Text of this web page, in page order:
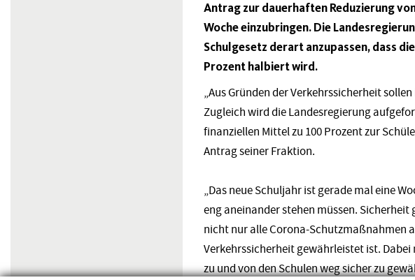
Antrag zur dauerhaften Reduzierung
Woche einzubringen. Die
Schulgesetz derart anzupassen, dass
Prozent halbiert wird.
„Aus Gründen der Verkehrssicherheit
Zugleich wird die Landesregierung
finanziellen Mittel zu 100 Prozent zur
Antrag seiner Fraktion.
„Das neue Schuljahr ist gerade mal eine
eng aneinander stehen müssen.
nicht nur alle Corona-Schutzmaßnahmen
Verkehrssicherheit gewährleistet ist.
zu und von den Schulen weg sicher zu